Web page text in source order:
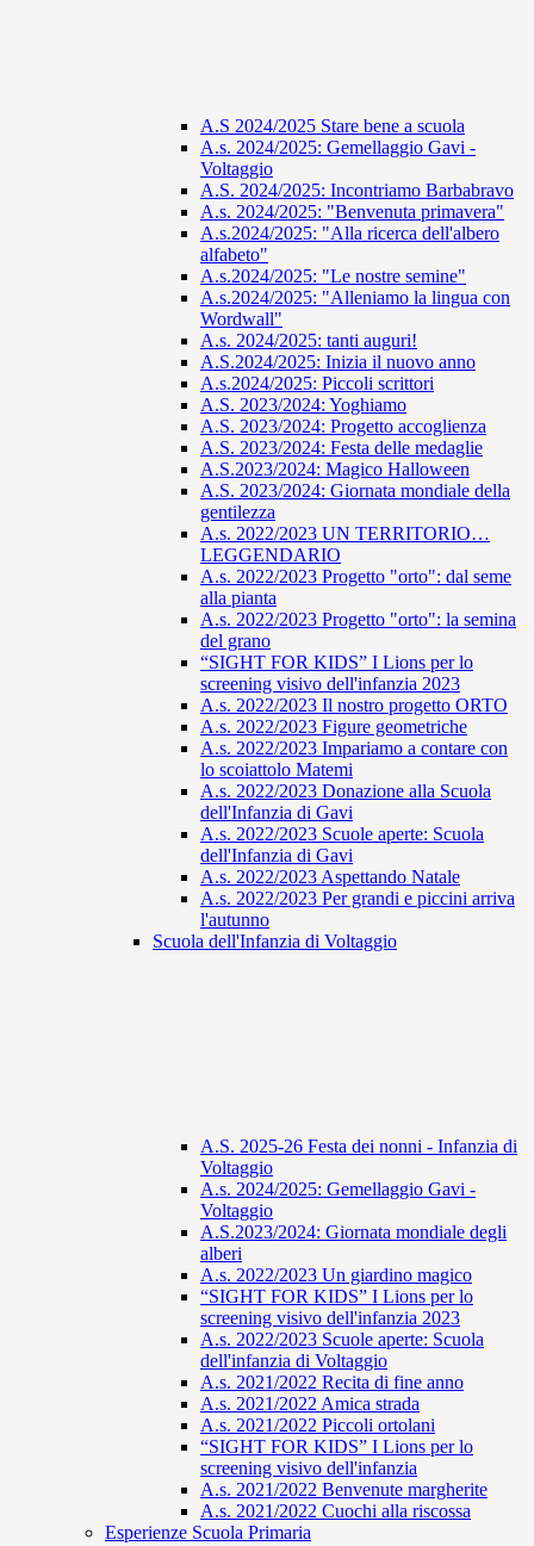
A.S 2024/2025 Stare bene a scuola
A.s. 2024/2025: Gemellaggio Gavi -
Voltaggio
A.S. 2024/2025: Incontriamo Barbabravo
A.s. 2024/2025: "Benvenuta primavera"
A.s.2024/2025: "Alla ricerca dell'albero
alfabeto"
A.s.2024/2025: "Le nostre semine"
A.s.2024/2025: "Alleniamo la lingua con
Wordwall"
A.s. 2024/2025: tanti auguri!
A.S.2024/2025: Inizia il nuovo anno
A.s.2024/2025: Piccoli scrittori
A.S. 2023/2024: Yoghiamo
A.S. 2023/2024: Progetto accoglienza
A.S. 2023/2024: Festa delle medaglie
A.S.2023/2024: Magico Halloween
A.S. 2023/2024: Giornata mondiale della
gentilezza
A.s. 2022/2023 UN TERRITORIO…
LEGGENDARIO
A.s. 2022/2023 Progetto "orto": dal seme
alla pianta
A.s. 2022/2023 Progetto "orto": la semina
del grano
“SIGHT FOR KIDS” I Lions per lo
screening visivo dell'infanzia 2023
A.s. 2022/2023 Il nostro progetto ORTO
A.s. 2022/2023 Figure geometriche
A.s. 2022/2023 Impariamo a contare con
lo scoiattolo Matemi
A.s. 2022/2023 Donazione alla Scuola
dell'Infanzia di Gavi
A.s. 2022/2023 Scuole aperte: Scuola
dell'Infanzia di Gavi
A.s. 2022/2023 Aspettando Natale
A.s. 2022/2023 Per grandi e piccini arriva
l'autunno
Scuola dell'Infanzia di Voltaggio
A.S. 2025-26 Festa dei nonni - Infanzia di
Voltaggio
A.s. 2024/2025: Gemellaggio Gavi -
Voltaggio
A.S.2023/2024: Giornata mondiale degli
alberi
A.s. 2022/2023 Un giardino magico
“SIGHT FOR KIDS” I Lions per lo
screening visivo dell'infanzia 2023
A.s. 2022/2023 Scuole aperte: Scuola
dell'infanzia di Voltaggio
A.s. 2021/2022 Recita di fine anno
A.s. 2021/2022 Amica strada
A.s. 2021/2022 Piccoli ortolani
“SIGHT FOR KIDS” I Lions per lo
screening visivo dell'infanzia
A.s. 2021/2022 Benvenute margherite
A.s. 2021/2022 Cuochi alla riscossa
Esperienze Scuola Primaria